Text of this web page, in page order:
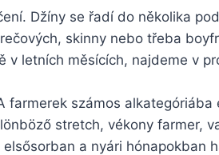
Džíny se řadí do několika
skinny nebo třeba
letních měsících, najdeme v
számos alkategóriába
stretch, vékony farmer,
a nyári hónapokban